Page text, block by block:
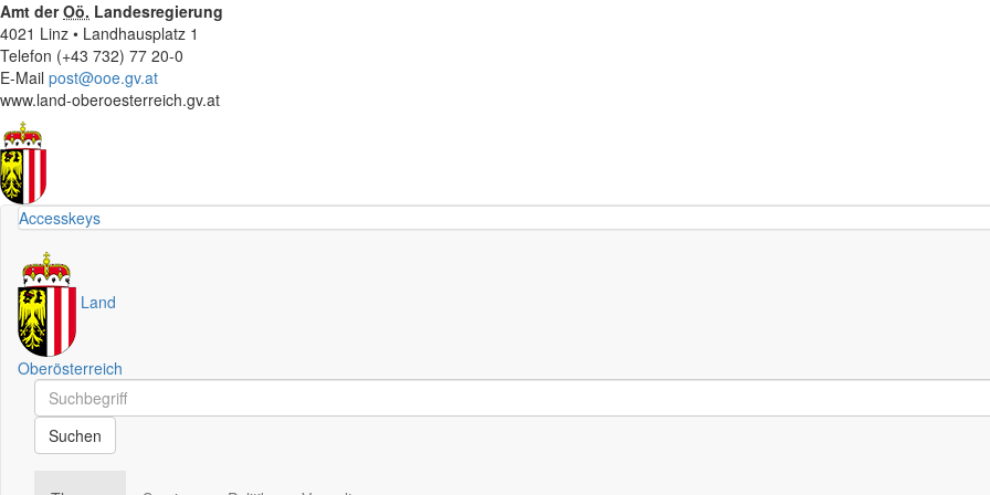
Amt derOö. Landesregierung
4021 Linz • Landhausplatz 1
Telefon (+43 732) 77 20-0
E-Mail post@ooe.gv.at
www.land-oberoesterreich.gv.at
Accesskeys
Land
Oberösterreich
Schnellsuche
Schnellsuche
Suchen